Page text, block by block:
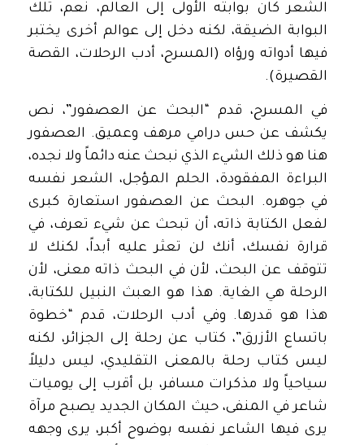
الشعر كان بوابته الأولى إلى العالم، نعم، تلك
البوابة الضيقة، لكنه دخل إلى عوالم أخرى يختبر
فيها أدواته ورؤاه (المسرح، أدب الرحلات، القصة
القصيرة).
في المسرح، قدم “البحث عن العصفور”، نص
يكشف عن حس درامي مرهف وعميق. العصفور
هنا هو ذلك الشيء الذي نبحث عنه دائماً ولا نجده،
البراءة المفقودة، الحلم المؤجل، الشعر نفسه
في جوهره. البحث عن العصفور استعارة كبرى
لفعل الكتابة ذاته، أن تبحث عن شيء تعرف، في
قرارة نفسك، أنك لن تعثر عليه أبداً، لكنك لا
تتوقف عن البحث، لأن في البحث ذاته معنى، لأن
الرحلة هي الغاية. هذا هو العبث النبيل للكتابة،
هذا هو قدرها. وفي أدب الرحلات، قدم “خطوة
باتساع الأزرق”، كتاب عن رحلة إلى الجزائر، لكنه
ليس كتاب رحلة بالمعنى التقليدي، ليس دليلاً
سياحياً ولا مذكرات مسافر، بل أقرب إلى يوميات
شاعر في المنفى، حيث المكان الجديد يصبح مرآة
يرى فيها الشاعر نفسه بوضوح أكبر، يرى وجهه